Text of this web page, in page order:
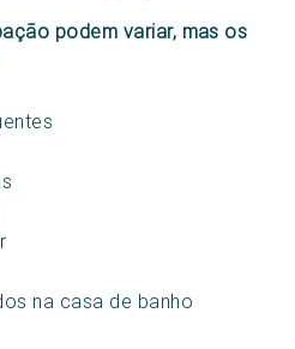
podem variar, mas os
na casa de banho